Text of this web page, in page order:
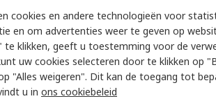
1m
Double Acting
Pressure
cookies en andere technologieën voor
en om advertenties weer te geven op
te klikken, geeft u toestemming voor de
uw cookies selecteren door te klikken op
"Alles weigeren". Dit kan de toegang tot
u in ons cookiebeleid